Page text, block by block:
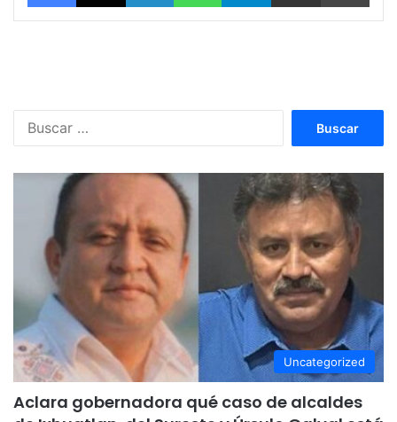
Uncategorized
Aclara gobernadora qué caso de alcaldes